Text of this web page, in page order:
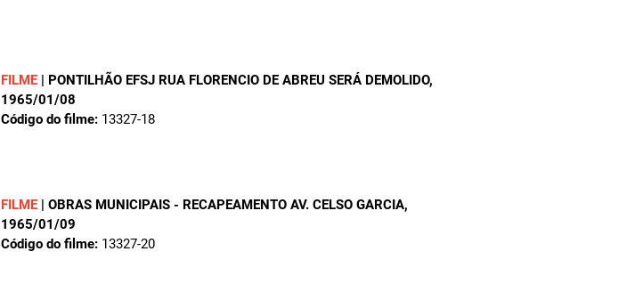
FILME | PONTILHÃO EFSJ RUA FLORENCIO DE ABREU SERÁ DEMOLIDO,
1965/01/08
Código do filme: 13327-18
FILME | OBRAS MUNICIPAIS - RECAPEAMENTO AV. CELSO GARCIA,
1965/01/09
Código do filme: 13327-20